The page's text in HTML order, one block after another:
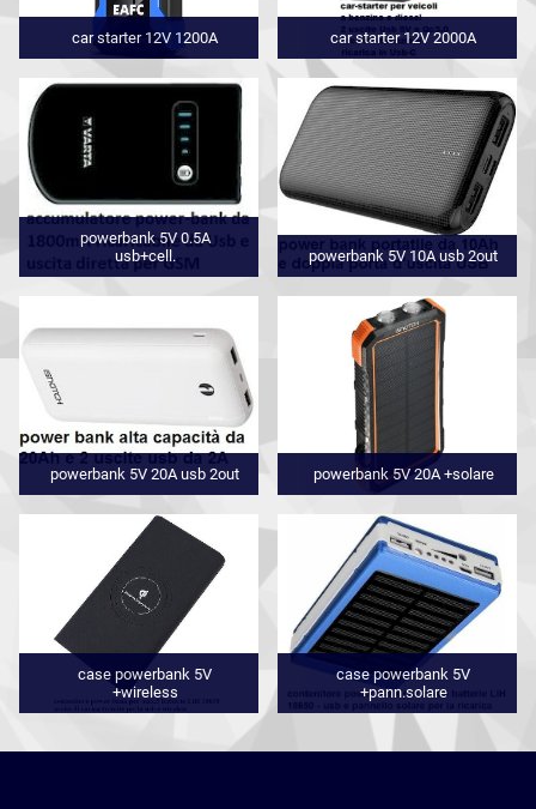
car starter 12V 1200A car starter 12V 2000A
powerbank 5V 0.5A
usb+cell.
powerbank 5V 10A usb 2out
powerbank 5V 20A usb 2out powerbank 5V 20A +solare
case powerbank 5V
+wireless
case powerbank 5V
+pann.solare